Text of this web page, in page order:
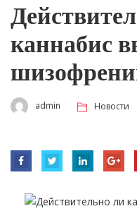
каннабис
admin Новости